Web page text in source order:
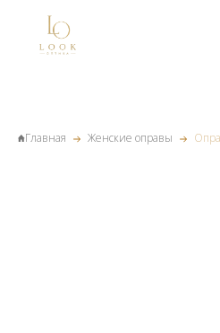
Главная Женские оправы